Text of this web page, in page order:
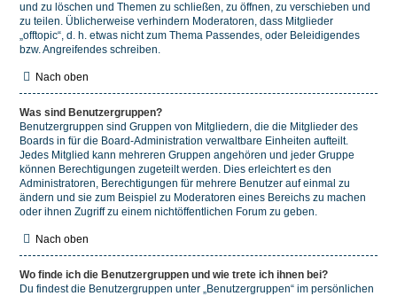
und zu löschen und Themen zu schließen, zu öffnen, zu verschieben und
zu teilen. Üblicherweise verhindern Moderatoren, dass Mitglieder
„offtopic“, d. h. etwas nicht zum Thema Passendes, oder Beleidigendes
bzw. Angreifendes schreiben.
Nach oben
Was sind Benutzergruppen?
Benutzergruppen sind Gruppen von Mitgliedern, die die Mitglieder des
Boards in für die Board-Administration verwaltbare Einheiten aufteilt.
Jedes Mitglied kann mehreren Gruppen angehören und jeder Gruppe
können Berechtigungen zugeteilt werden. Dies erleichtert es den
Administratoren, Berechtigungen für mehrere Benutzer auf einmal zu
ändern und sie zum Beispiel zu Moderatoren eines Bereichs zu machen
oder ihnen Zugriff zu einem nichtöffentlichen Forum zu geben.
Nach oben
Wo finde ich die Benutzergruppen und wie trete ich ihnen bei?
Du findest die Benutzergruppen unter „Benutzergruppen“ im persönlichen